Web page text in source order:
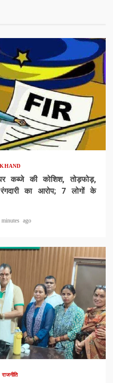
कब्जे की कोशिश, तोड़फोड़,
का आरोप; 7 लोगों के
ago
राजनीति